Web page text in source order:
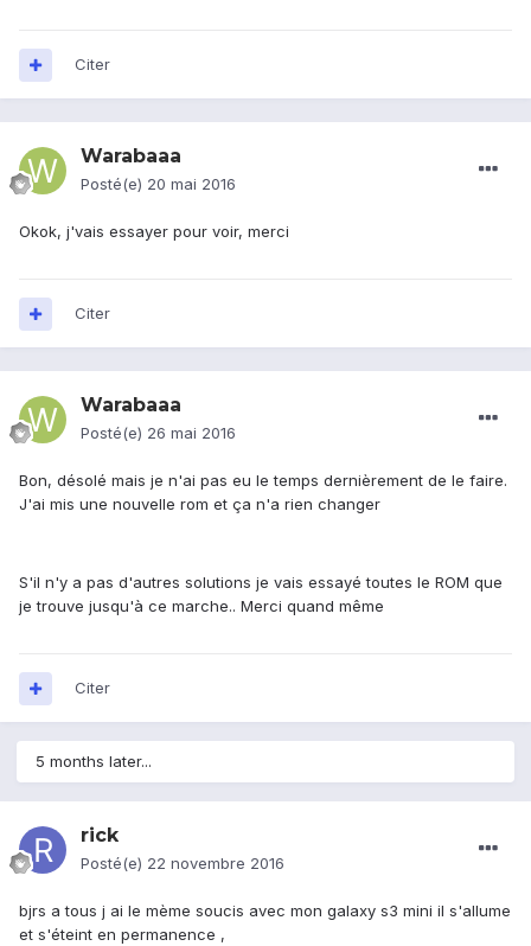
Citer
Warabaaa
Posté(e) 20 mai 2016
Okok, j'vais essayer pour voir, merci
Citer
Warabaaa
Posté(e) 26 mai 2016
Bon, désolé mais je n'ai pas eu le temps dernièrement de le faire.
J'ai mis une nouvelle rom et ça n'a rien changer
S'il n'y a pas d'autres solutions je vais essayé toutes le ROM que
je trouve jusqu'à ce marche.. Merci quand même
Citer
5 months later...
rick
Posté(e) 22 novembre 2016
bjrs a tous j ai le mème soucis avec mon galaxy s3 mini il s'allume
et s'éteint en permanence ,